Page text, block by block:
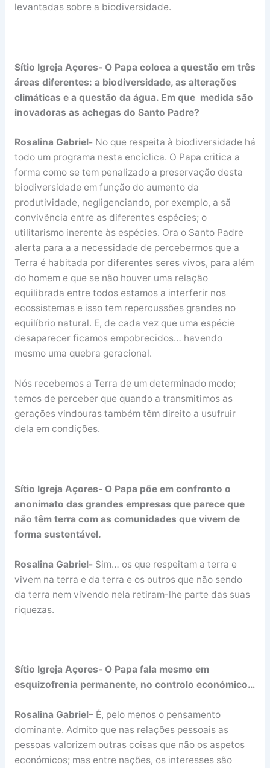
levantadas sobre a biodiversidade.
Sítio Igreja Açores- O Papa coloca a questão em três
áreas diferentes: a biodiversidade, as alterações
climáticas e a questão da água. Em que medida são
inovadoras as achegas do Santo Padre?
Rosalina Gabriel-No que respeita à biodiversidade há
todo um programa nesta encíclica. O Papa critica a
forma como se tem penalizado a preservação desta
biodiversidade em função do aumento da
produtividade, negligenciando, por exemplo, a sã
convivência entre as diferentes espécies; o
utilitarismo inerente às espécies. Ora o Santo Padre
alerta para a a necessidade de percebermos que a
Terra é habitada por diferentes seres vivos, para além
do homem e que se não houver uma relação
equilibrada entre todos estamos a interferir nos
ecossistemas e isso tem repercussões grandes no
equilíbrio natural. E, de cada vez que uma espécie
desaparecer ficamos empobrecidos… havendo
mesmo uma quebra geracional.
Nós recebemos a Terra de um determinado modo;
temos de perceber que quando a transmitimos as
gerações vindouras também têm direito a usufruir
dela em condições.
Sítio Igreja Açores- O Papa põe em confronto o
anonimato das grandes empresas que parece que
não têm terra com as comunidades que vivem de
forma sustentável.
Rosalina Gabriel-Sim… os que respeitam a terra e
vivem na terra e da terra e os outros que não sendo
da terra nem vivendo nela retiram-lhe parte das suas
riquezas.
Sítio Igreja Açores- O Papa fala mesmo em
esquizofrenia permanente, no controlo económico…
Rosalina Gabriel– É, pelo menos o pensamento
dominante. Admito que nas relações pessoais as
pessoas valorizem outras coisas que não os aspetos
económicos; mas entre nações, os interesses são